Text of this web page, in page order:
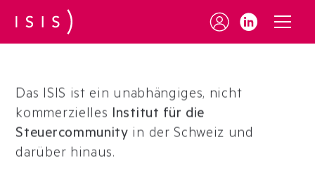
Das ISIS ist ein unabhängiges, nicht
kommerzielles Institut für die
Steuercommunity in der Schweiz und
darüber hinaus.